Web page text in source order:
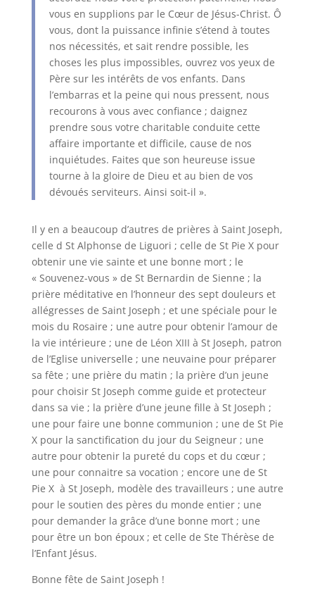
vous en supplions par le Cœur de Jésus-Christ. Ô
vous, dont la puissance infinie s’étend à toutes
nos nécessités, et sait rendre possible, les
choses les plus impossibles, ouvrez vos yeux de
Père sur les intérêts de vos enfants. Dans
l’embarras et la peine qui nous pressent, nous
recourons à vous avec confiance ; daignez
prendre sous votre charitable conduite cette
affaire importante et difficile, cause de nos
inquiétudes. Faites que son heureuse issue
tourne à la gloire de Dieu et au bien de vos
dévoués serviteurs. Ainsi soit-il ».
Il y en a beaucoup d’autres de prières à Saint Joseph,
celle d St Alphonse de Liguori ; celle de St Pie X pour
obtenir une vie sainte et une bonne mort ; le
« Souvenez-vous » de St Bernardin de Sienne ; la
prière méditative en l’honneur des sept douleurs et
allégresses de Saint Joseph ; et une spéciale pour le
mois du Rosaire ; une autre pour obtenir l’amour de
la vie intérieure ; une de Léon XIII à St Joseph, patron
de l’Eglise universelle ; une neuvaine pour préparer
sa fête ; une prière du matin ; la prière d’un jeune
pour choisir St Joseph comme guide et protecteur
dans sa vie ; la prière d’une jeune fille à St Joseph ;
une pour faire une bonne communion ; une de St Pie
X pour la sanctification du jour du Seigneur ; une
autre pour obtenir la pureté du cops et du cœur ;
une pour connaitre sa vocation ; encore une de St
Pie X à St Joseph, modèle des travailleurs ; une autre
pour le soutien des pères du monde entier ; une
pour demander la grâce d’une bonne mort ; une
pour être un bon époux ; et celle de Ste Thérèse de
l’Enfant Jésus.
Bonne fête de Saint Joseph !